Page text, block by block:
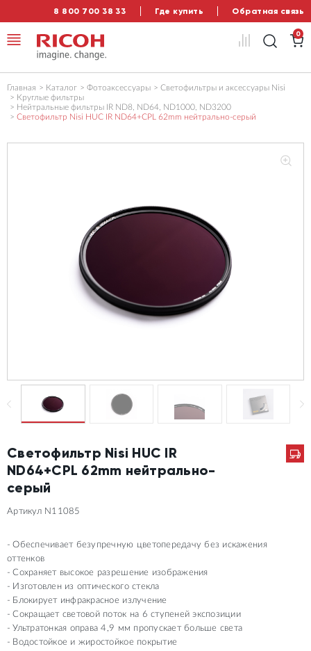
8 800 700 38 33 Где купить Обратная связь
0
Главная Каталог Фотоаксессуары
Светофильтры и аксессуары Nisi
Круглые фильтры
Нейтральные фильтры IR ND8, ND64, ND1000, ND3200
Светофильтр Nisi HUC IR ND64+CPL 62mm нейтрально-серый
Светофильтр Nisi HUC IR
ND64+CPL 62mm нейтрально-
серый
Артикул N11085
Обеспечивает безупречную цветопередачу без искажения
оттенков
Сохраняет высокое разрешение изображения
Изготовлен из оптического стекла
Блокирует инфракрасное излучение
Сокращает световой поток на 6 ступеней экспозиции
Ультратонкая оправа 4,9 мм пропускает больше света
Водостойкое и жиростойкое покрытие